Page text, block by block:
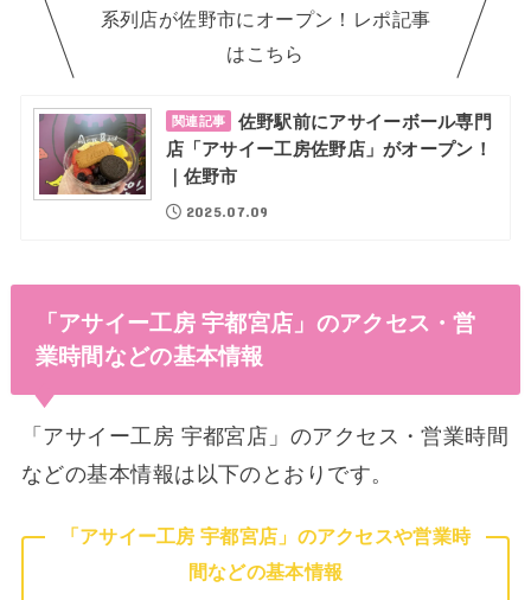
系列店が佐野市にオープン！レポ記事
はこちら
関連記事
佐野駅前にアサイーボール専門
店「アサイー工房佐野店」がオープン！
｜佐野市
2025.07.09
「アサイー工房 宇都宮店」のアクセス・営
業時間などの基本情報
「アサイー工房 宇都宮店」のアクセス・営業時間
などの基本情報は以下のとおりです。
「アサイー工房 宇都宮店」のアクセスや営業時
間などの基本情報